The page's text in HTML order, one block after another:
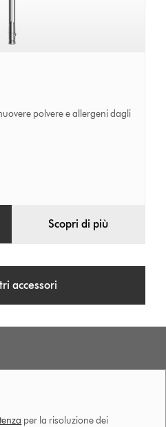
polvere e allergeni dagli
Scopri di più
accessori
per la risoluzione dei